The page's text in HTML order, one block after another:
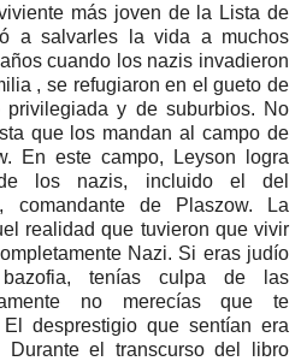
más joven de la Lista de
a salvarles la vida a muchos
cuando los nazis invadieron
, se refugiaron en el gueto de
y de suburbios. No
que los mandan al campo de
En este campo, Leyson logra
los nazis, incluido el del
comandante de Plaszow. La
realidad que tuvieron que vivir
Nazi. Si eras judío
tenías culpa de las
no merecías que te
desprestigio que sentían era
el transcurso del libro